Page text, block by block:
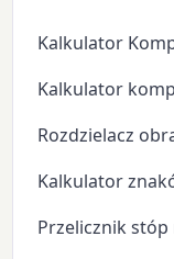
Kalkulator
Kalkulator
Rozdzielacz
Kalkulator
Przelicznik